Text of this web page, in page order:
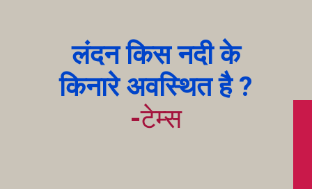
लंदन किस नदी के
किनारे अवस्थित है ?
-टेम्स